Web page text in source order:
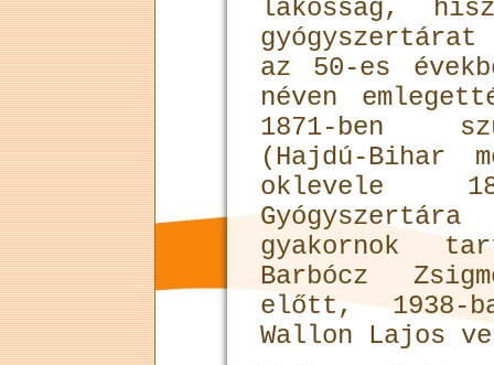
lakosság,
az 50-es
néven
1871-ben
(Hajdú-Bihar
oklevele
gyakornok
Barbócz
előtt, 1938-
Wallon Lajos